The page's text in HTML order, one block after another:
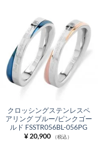
クロッシングステンレスペ
アリング ブルー/ピンクゴー
ルド FSSTR056BL-056PG
¥20,900 （税込）